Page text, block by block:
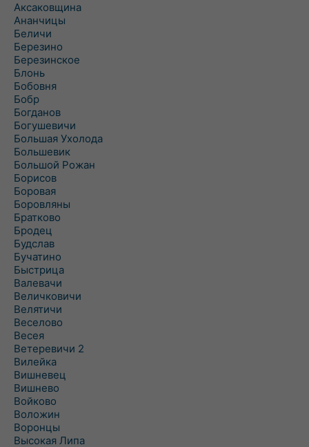
Аксаковщина
Ананчицы
Беличи
Березино
Березинское
Блонь
Бобовня
Бобр
Богданов
Богушевичи
Большая Ухолода
Большевик
Большой Рожан
Борисов
Боровая
Боровляны
Братково
Бродец
Будслав
Бучатино
Быстрица
Валевачи
Величковичи
Велятичи
Веселово
Весея
Ветеревичи 2
Вилейка
Вишневец
Вишнево
Войково
Воложин
Воронцы
Высокая Липа